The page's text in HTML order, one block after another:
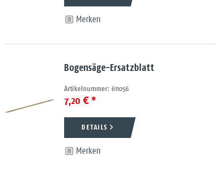
Merken
Bogensäge-Ersatzblatt
Artikelnummer: 611056
7,20 € *
DETAILS
Merken